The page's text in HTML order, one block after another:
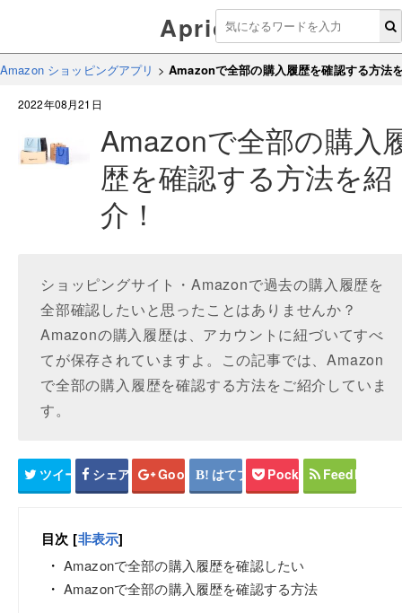
Aprico
Amazon ショッピングアプリ >Amazonで全部の購入履歴を確認する方法
2022年08月21日
Amazonで全部の購入
歴を確認する方法を紹
介！
ショッピングサイト・Amazonで過去の購入履歴を
全部確認したいと思ったことはありませんか？
Amazonの購入履歴は、アカウントに紐づいてすべ
てが保存されていますよ。この記事では、Amazon
で全部の購入履歴を確認する方法をご紹介していま
す。
ツイート シェア Google+ はてブ Pocket Feedly
目次 [非表示]
Amazonで全部の購入履歴を確認したい
Amazonで全部の購入履歴を確認する方法